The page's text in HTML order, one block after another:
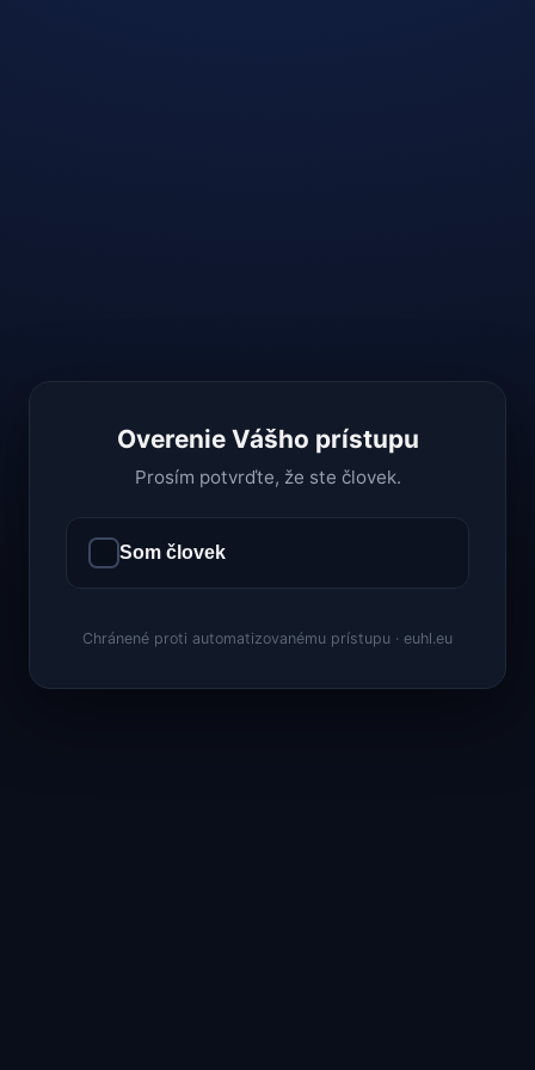
Overenie Vášho prístupu
Prosím potvrďte, že ste človek.
Som človek
Chránené proti automatizovanému prístupu · euhl.eu